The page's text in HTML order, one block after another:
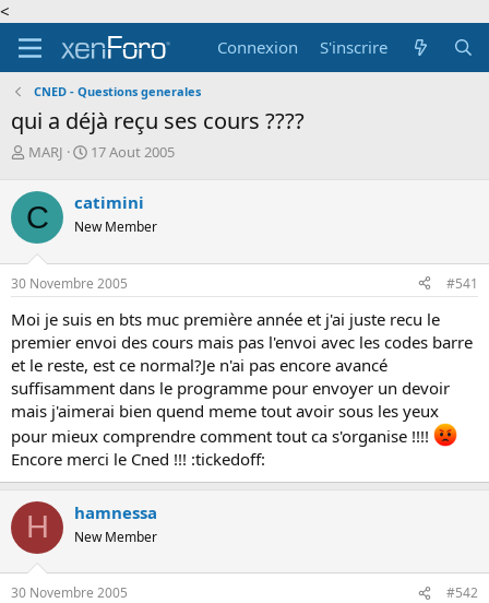
<
Connexion
S'inscrire
CNED - Questions generales
qui a déjà reçu ses cours ????
A
t
e
u
r
d
e
a
d
s
c
s
s
i
o
n
MARJ
D
e
d
d
é
u
t
17 Aout 2005
C catimini
New Member
30 Novembre 2005 #541
Moi je suis en bts muc première année et j'ai juste recu le
premier envoi des cours mais pas l'envoi avec les codes barre
et le reste, est ce normal?Je n'ai pas encore avancé
suffisamment dans le programme pour envoyer un devoir
mais j'aimerai bien quend meme tout avoir sous les yeux
pour mieux comprendre comment tout ca s'organise !!!!
Encore merci le Cned !!! :tickedoff:
H hamnessa
New Member
30 Novembre 2005 #542